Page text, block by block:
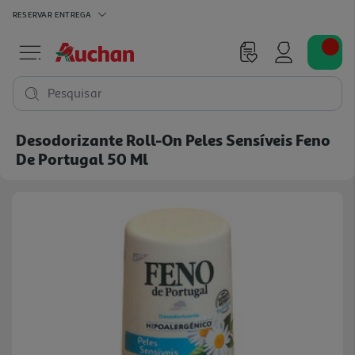
RESERVAR ENTREGA
Pesquisar
Desodorizante Roll-On Peles Sensíveis Feno
De Portugal 50 Ml